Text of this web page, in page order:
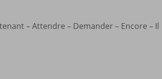
– Attendre – Demander – Encore – Il